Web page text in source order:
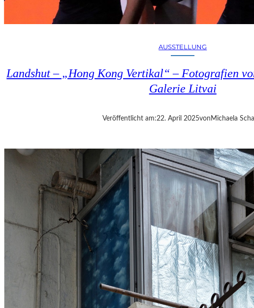
AUSSTELLUNG
Landshut – „Hong Kong Vertikal“ – Fotografien
Galerie Litvai
Veröffentlicht am:22. April 2025von Michaela